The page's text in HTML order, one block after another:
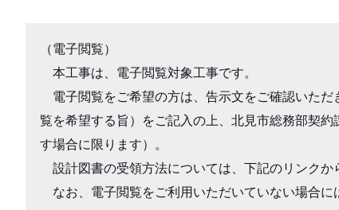
（電子閲覧）
本工事は、電子閲覧対象工事です。
電子閲覧をご希望の方は、告示文をご確認いただ
覧を希望する旨）をご記入の上、北見市総務部契
す場合に限ります）。
設計図書の受領方法については、下記のリンクか
なお、電子閲覧をご利用いただいていない場合に